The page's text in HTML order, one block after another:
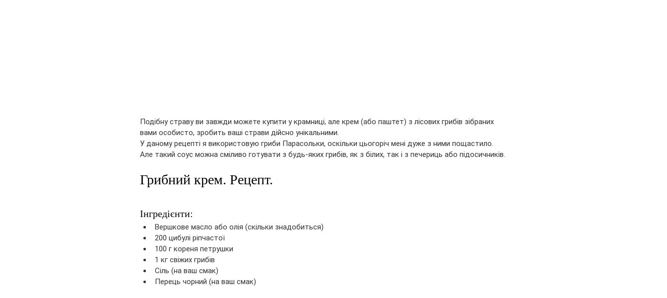
Подібну страву ви завжди можете купити у крамниці, але крем (або паштет) з лісових грибів зібраних
вами особисто, зробить ваші страви дійсно унікальними.
У даному рецепті я використовую гриби Парасольки, оскільки цьогоріч мені дуже з ними пощастило.
Але такий соус можна сміливо готувати з будь-яких грибів, як з білих, так і з печериць або підосичників.
Грибний крем. Рецепт.
Інгредієнти:
Вершкове масло або олія (скільки знадобиться)
200 цибулі ріпчастої
100 г кореня петрушки
1 кг свіжих грибів
Сіль (на ваш смак)
Перець чорний (на ваш смак)